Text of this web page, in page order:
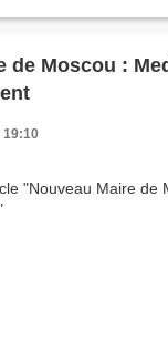
de Moscou :
19:10